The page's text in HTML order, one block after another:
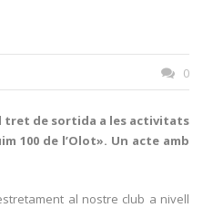
0
tret de sortida a les activitats
100 de l’Olot». Un acte amb
al nostre club a nivell